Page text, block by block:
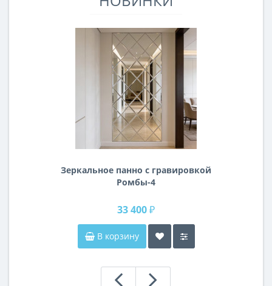
Зеркальное панно с гравировкой
Ромбы-4
33 400 ₽
В корзину